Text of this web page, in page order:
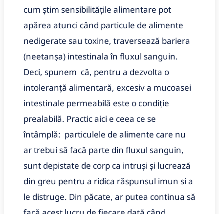
cum știm sensibilitățile alimentare pot
apărea atunci când particule de alimente
nedigerate sau toxine, traversează bariera
(neetanșa) intestinala în fluxul sanguin.
Deci, spunem că, pentru a dezvolta o
intoleranță alimentară, excesiv a mucoasei
intestinale permeabilă este o condiție
prealabilă. Practic aici e ceea ce se
întâmplă: particulele de alimente care nu
ar trebui să facă parte din fluxul sanguin,
sunt depistate de corp ca intruși și lucrează
din greu pentru a ridica răspunsul imun si a
le distruge. Din păcate, ar putea continua să